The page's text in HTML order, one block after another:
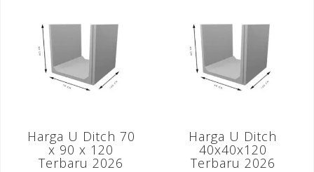
Harga U Ditch 70
x 90 x 120
Terbaru 2026
Harga U Ditch
40x40x120
Terbaru 2026